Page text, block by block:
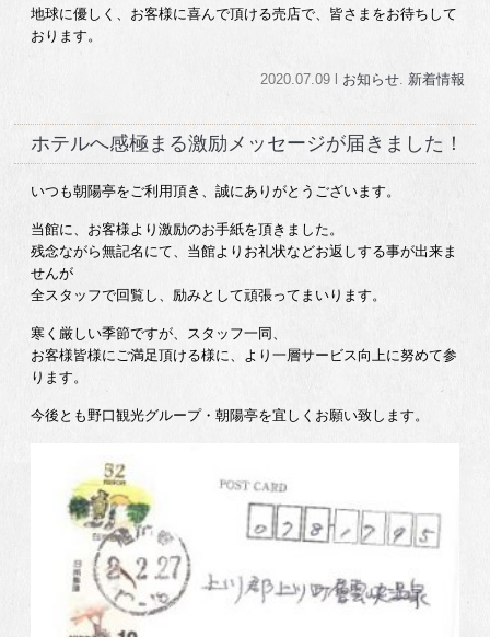
地球に優しく、お客様に喜んで頂ける売店で、皆さまをお待ちして
おります。
2020.07.09 l お知らせ. 新着情報
ホテルへ感極まる激励メッセージが届きました！
いつも朝陽亭をご利用頂き、誠にありがとうございます。
当館に、お客様より激励のお手紙を頂きました。
残念ながら無記名にて、当館よりお礼状などお返しする事が出来ま
せんが
全スタッフで回覧し、励みとして頑張ってまいります。
寒く厳しい季節ですが、スタッフ一同、
お客様皆様にご満足頂ける様に、より一層サービス向上に努めて参
ります。
今後とも野口観光グループ・朝陽亭を宜しくお願い致します。